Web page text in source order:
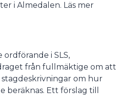
i Almedalen. Läs mer
ordförande i SLS,
från fullmäktige om att
om hur
Ett förslag till